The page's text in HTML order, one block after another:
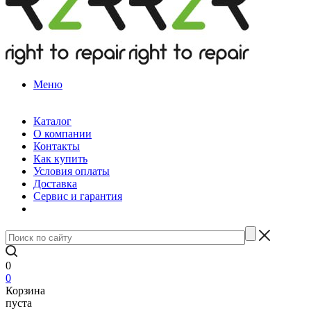
Меню
Каталог
О компании
Контакты
Как купить
Условия оплаты
Доставка
Сервис и гарантия
0
0
Корзина
пуста